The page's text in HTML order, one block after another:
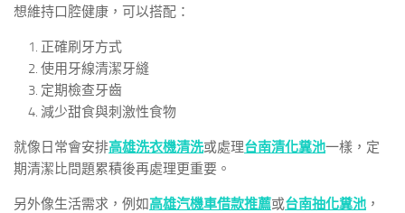
想維持口腔健康，可以搭配：
正確刷牙方式
使用牙線清潔牙縫
定期檢查牙齒
減少甜食與刺激性食物
就像日常會安排高雄洗衣機清洗或處理台南清化糞池一樣，定
期清潔比問題累積後再處理更重要。
另外像生活需求，例如高雄汽機車借款推薦或台南抽化糞池 ，